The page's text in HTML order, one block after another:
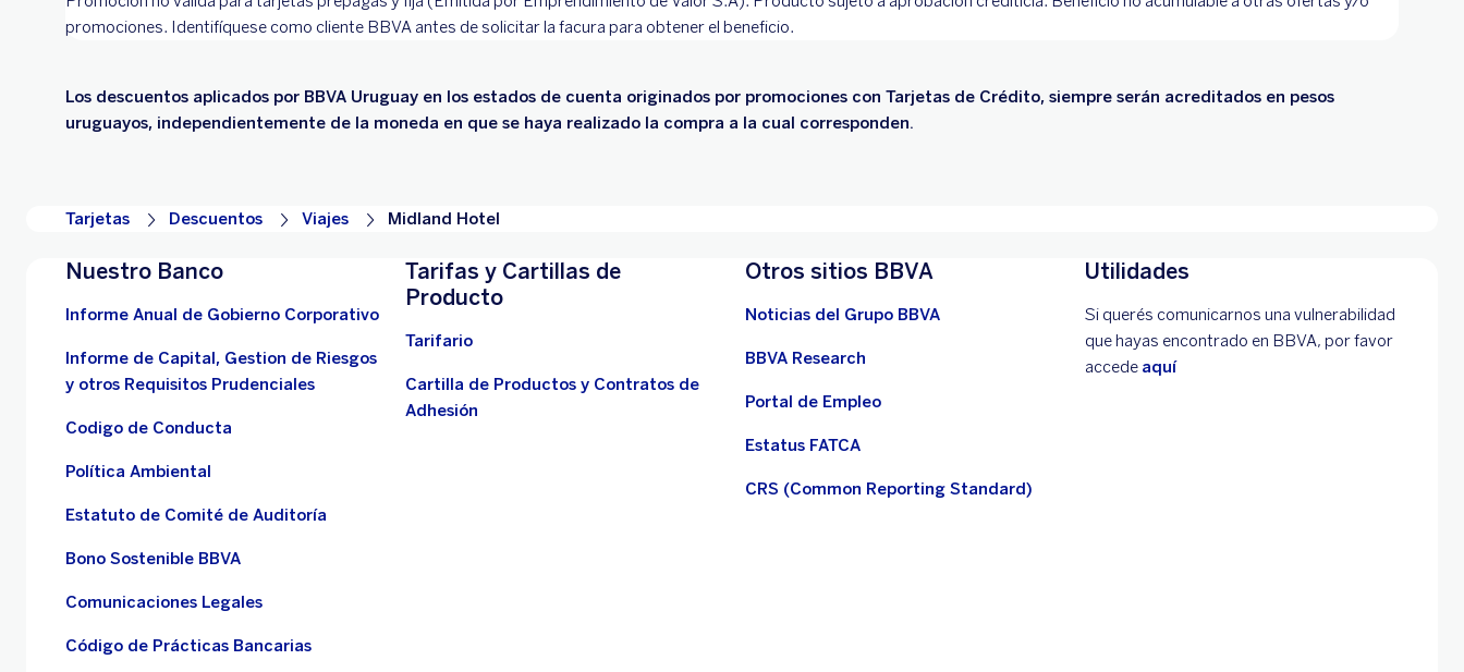
promociones. Identifíquese como cliente BBVA antes de solicitar la facura para obtener el beneficio.
Los descuentos aplicados por BBVA Uruguay en los estados de cuenta originados por promociones con Tarjetas de Crédito, siempre serán acreditados en pesos
uruguayos, independientemente de la moneda en que se haya realizado la compra a la cual corresponden.
Tarjetas Descuentos Viajes Midland Hotel
Nuestro Banco
Informe Anual de Gobierno Corporativo
Informe de Capital, Gestion de Riesgos
y otros Requisitos Prudenciales
Codigo de Conducta
Política Ambiental
Estatuto de Comité de Auditoría
Bono Sostenible BBVA
Comunicaciones Legales
Código de Prácticas Bancarias
Tarifas y Cartillas de
Producto
Tarifario
Cartilla de Productos y Contratos de
Adhesión
Otros sitios BBVA
Noticias del Grupo BBVA
BBVA Research
Portal de Empleo
Estatus FATCA
CRS (Common Reporting Standard)
Utilidades
Si querés comunicarnos una vulnerabilidad
que hayas encontrado en BBVA, por favor
accede aquí